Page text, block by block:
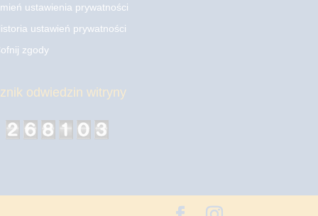
ustawienia prywatności
ustawień prywatności
zgody
odwiedzin witryny